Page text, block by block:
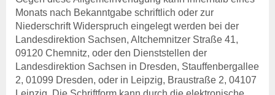
Monats nach Bekanntgabe schriftlich oder zur
Niederschrift Widerspruch eingelegt werden bei der
Landesdirektion Sachsen, Altchemnitzer Straße 41,
09120 Chemnitz, oder den Dienststellen der
Landesdirektion Sachsen in Dresden, Stauffenbergallee
2, 01099 Dresden, oder in Leipzig, Braustraße 2, 04107